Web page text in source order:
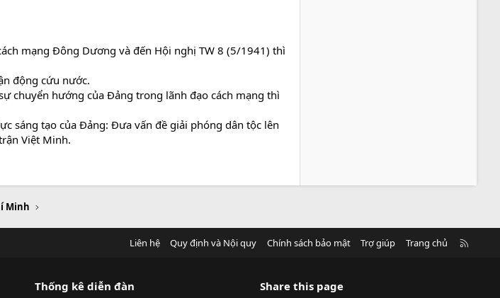
mạng Đông Dương và đến Hội nghị TW 8 (5/1941) thì
động cứu nước.
chuyển hướng của Đảng trong lãnh đạo cách mạng thì
sáng tạo của Đảng: Đưa vấn đề giải phóng dân tộc lên
Việt Minh.
Minh
Liên hệ Quy định và Nội quy Chính sách bảo mật Trợ giúp Trang chủ
Thống kê diễn đàn Share this page